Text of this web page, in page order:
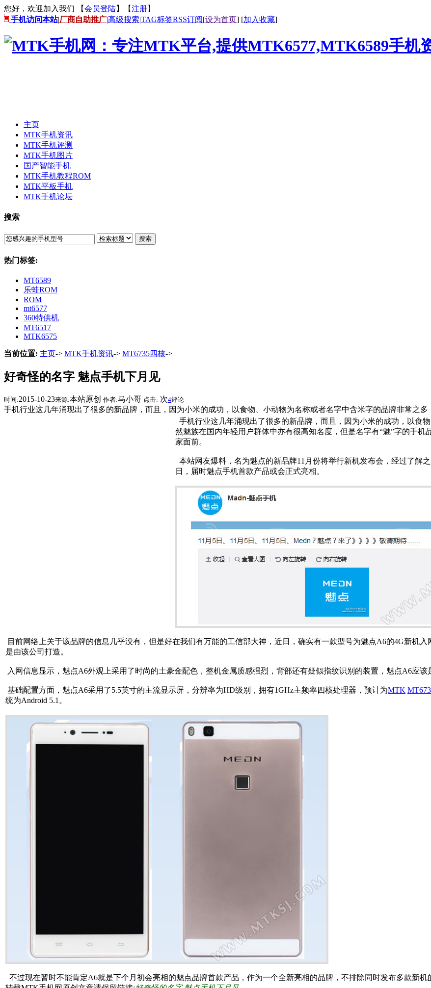
您好，欢迎加入我们 【会员登陆】【注册】
手机访问本站|厂商自助推广|高级搜索|TAG标签RSS订阅[设为首页] [加入收藏]
主页
MTK手机资讯
MTK手机评测
MTK手机图片
国产智能手机
MTK手机教程ROM
MTK平板手机
MTK手机论坛
搜索
搜索
热门标签:
MT6589
乐蛙ROM
ROM
mt6577
360特供机
MT6517
MTK6575
当前位置: 主页-> MTK手机资讯-> MT6735四核->
好奇怪的名字 魅点手机下月见
时间:2015-10-23来源:本站原创 作者:马小哥 点击: 次4评论
手机行业这几年涌现出了很多的新品牌，而且，因为小米的成功，以食物、小动物为名称或者名字中含米字的品牌非常之
手机行业这几年涌现出了很多的新品牌，而且，因为小米的成功，以食
然魅族在国内年轻用户群体中亦有很高知名度，但是名字有“魅”字的手
家面前。
本站网友爆料，名为魅点的新品牌11月份将举行新机发布会，经过了解
日，届时魅点手机首款产品或会正式亮相。
目前网络上关于该品牌的信息几乎没有，但是好在我们有万能的工信部大神，近日，确实有一款型号为魅点A6的4G新机
是由该公司打造。
入网信息显示，魅点A6外观上采用了时尚的土豪金配色，整机金属质感强烈，背部还有疑似指纹识别的装置，魅点A6应该
基础配置方面，魅点A6采用了5.5英寸的主流显示屏，分辨率为HD级别，拥有1GHz主频率四核处理器，预计为MTK
统为Android 5.1。
不过现在暂时不能肯定A6就是下个月初会亮相的魅点品牌首款产品，作为一个全新亮相的品牌，不排除同时发布多款新机